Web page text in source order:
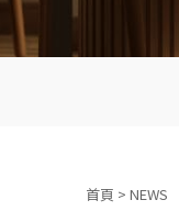
首頁 > NEWS